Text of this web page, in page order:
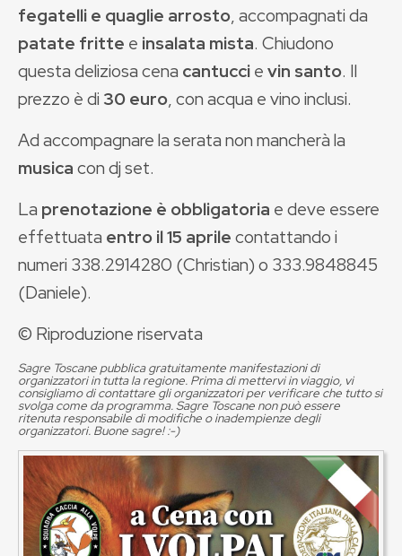
fegatelli e quaglie arrosto, accompagnati da
patate fritte e insalata mista. Chiudono
questa deliziosa cena cantuccievin santo. Il
prezzo è di 30 euro, con acqua e vino inclusi.
Ad accompagnare la serata non mancherà la
musicacon dj set.
La prenotazione è obbligatoria e deve essere
effettuata entro il 15 aprilecontattando i
numeri 338.2914280 (Christian) o 333.9848845
(Daniele).
© Riproduzione riservata
Sagre Toscane pubblica gratuitamente manifestazioni di
organizzatori in tutta la regione. Prima di mettervi in viaggio, vi
consigliamo di contattare gli organizzatori per verificare che tutto si
svolga come da programma. Sagre Toscane non può essere
ritenuta responsabile di modifiche o inadempienze degli
organizzatori. Buone sagre! :-)